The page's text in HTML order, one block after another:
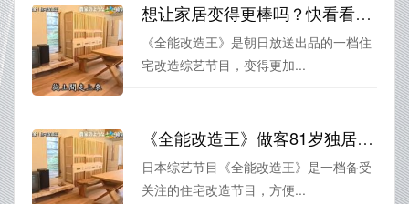
想让家居变得更棒吗？快看看日本超级住宅《全能改造王》中文
《全能改造王》是朝日放送出品的一档住
宅改造综艺节目，变得更加...
《全能改造王》做客81岁独居老奶奶家，用设计改变生活
日本综艺节目《全能改造王》是一档备受
关注的住宅改造节目，方便...